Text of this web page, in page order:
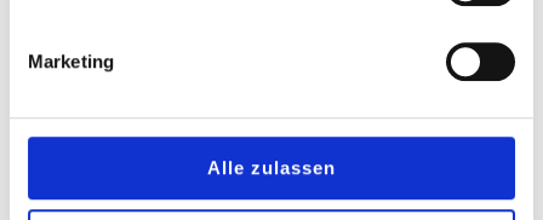
Marketing
Alle zulassen
20% auf dein Lieblingsteil bei Kress